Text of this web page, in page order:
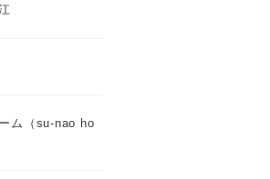
ム（su-nao ho